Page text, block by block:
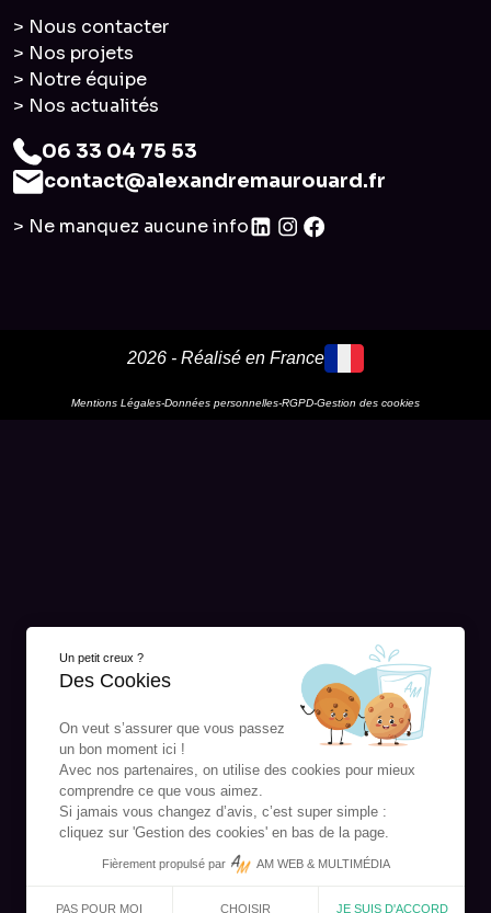
> Nous contacter
> Nos projets
> Notre équipe
> Nos actualités
06 33 04 75 53
contact@alexandremaurouard.fr
> Ne manquez aucune info
2026 - Réalisé en France
Mentions Légales-Données personnelles-RGPD-Gestion des cookies
Un petit creux ?
Des Cookies
On veut s’assurer que vous passez
un bon moment ici !
Avec nos partenaires, on utilise des cookies pour mieux
comprendre ce que vous aimez.
Si jamais vous changez d’avis, c’est super simple :
cliquez sur 'Gestion des cookies' en bas de la page.
Fièrement propulsé par AM WEB & MULTIMÉDIA
PAS POUR MOI CHOISIR JE SUIS D'ACCORD